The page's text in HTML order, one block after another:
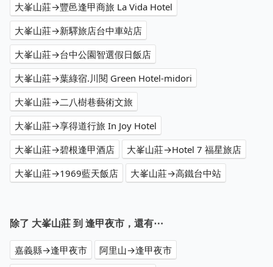
大峯山莊→豐邑逢甲商旅 La Vida Hotel
大峯山莊→新驛旅店台中車站店
大峯山莊→台中公園智選假日飯店
大峯山莊→葉綠宿.川閱 Green Hotel-midori
大峯山莊→二八樹巷藝術文旅
大峯山莊→享得道行旅 In Joy Hotel
大峯山莊→碧根逢甲酒店
大峯山莊→Hotel 7 福星旅店
大峯山莊→1969藍天飯店
大峯山莊→高鐵台中站
除了 大峯山莊 到 逢甲夜市，還有⋯
嘉義縣→逢甲夜市
阿里山→逢甲夜市